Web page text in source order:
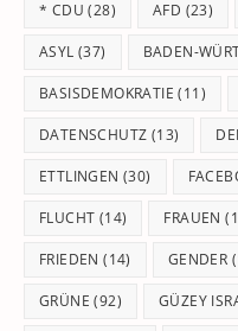
* CDU (28) AFD (23)
ASYL (37) BADEN-
BASISDEMOKRATIE (11)
DATENSCHUTZ (13)
ETTLINGEN (30)
FLUCHT (14) FRAUEN
FRIEDEN (14) GENDER
GRÜNE (92) GÜZEY